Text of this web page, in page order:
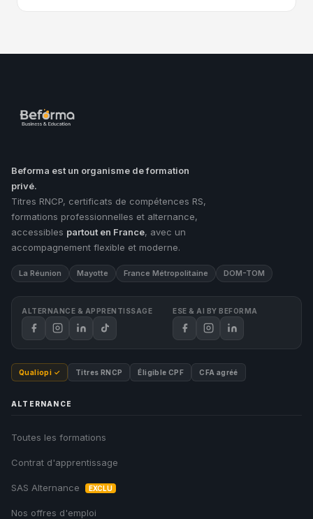
Beforma est un organisme de formation
privé.
Titres RNCP, certificats de compétences RS,
formations professionnelles et alternance,
accessibles partout en France, avec un
accompagnement flexible et moderne.
La Réunion Mayotte France Métropolitaine DOM-TOM
ALTERNANCE & APPRENTISSAGE ESE & AI BY BEFORMA
Qualiopi ✓ Titres RNCP Éligible CPF CFA agréé
ALTERNANCE
Toutes les formations
Contrat d'apprentissage
SAS Alternance EXCLU
Nos offres d'emploi